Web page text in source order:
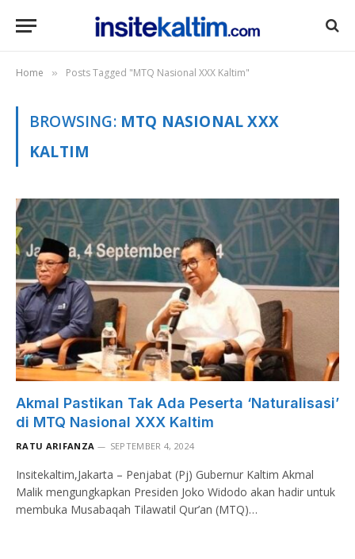
Home » Posts Tagged "MTQ Nasional XXX Kaltim"
BROWSING: MTQ NASIONAL XXX
KALTIM
Akmal Pastikan Tak Ada Peserta ‘Naturalisasi’
di MTQ Nasional XXX Kaltim
RATU ARIFANZA SEPTEMBER 4, 2024
Insitekaltim,Jakarta – Penjabat (Pj) Gubernur Kaltim Akmal
Malik mengungkapkan Presiden Joko Widodo akan hadir untuk
membuka Musabaqah Tilawatil Qur’an (MTQ)…